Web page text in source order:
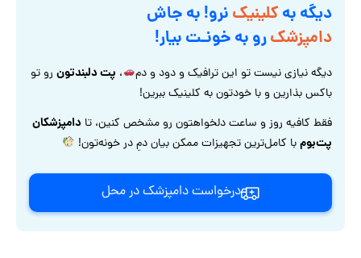
دیگه بهکلینیکنرو! به جاش
دامپزشکرو به خونـت بیار!
دیگه نیازی نیست تو این ترافیک و دود و دم ، پت دلبندتونرو تو
باکس بذارین و با خودتون به کلینیک ببرین!
فقط کافیه روز و ساعت دلخواهتون رو مشخص کنین، تا دامپزشکان
پت‌بومبا کامل‌ترین تجهیزات ممکن بیان دمِ در خونه‌تون!
درخواست دامپزشک در محل